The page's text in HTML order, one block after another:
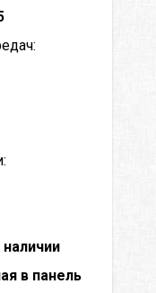
наличии
в панель